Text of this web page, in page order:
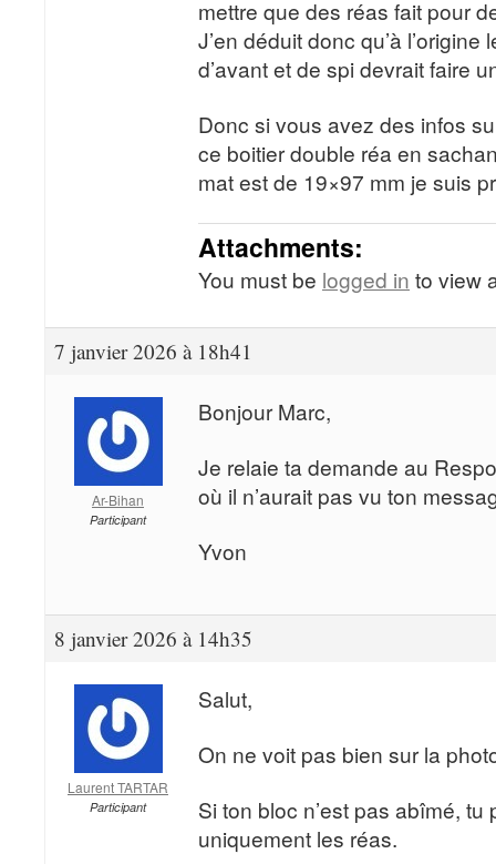
mettre que des réas fait pour
J’en déduit donc qu’à
d’avant et de spi devrait faire
Donc si vous avez des infos
ce boitier double réa en
mat est de 19×97 mm je suis
Attachments:
You must be logged in to view
7 janvier 2026 à 18h41
Ar-Bihan
Participant
Bonjour Marc,
Je relaie ta demande au
où il n’aurait pas vu ton
Yvon
8 janvier 2026 à 14h35
Laurent TARTAR
Participant
Salut,
On ne voit pas bien sur la
Si ton bloc n’est pas abîmé, tu
uniquement les réas.